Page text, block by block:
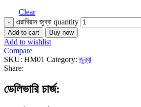
Clear
এরাবিয়ান জুব্বা quantity
Add to cart Buy now
Add to wishlist
Compare
SKU: HM01 Category: জুব্বা
Share:
ডেলিভারি চার্জ: